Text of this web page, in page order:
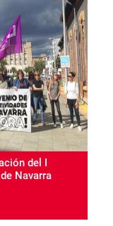
del I
Navarra